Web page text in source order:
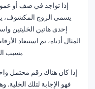
يسمى الزوج المكشوف،
إحدى هاتين الخليتين
بسبب الزوج المكشوف (1، 2) في الصف الأوسط.
إذا كان هناك رقم محتمل
فهو الإجابة لتلك